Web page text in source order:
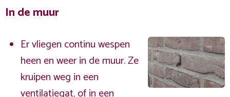
In de muur
Er vliegen continu wespen
heen en weer in de muur. Ze
kruipen weg in een